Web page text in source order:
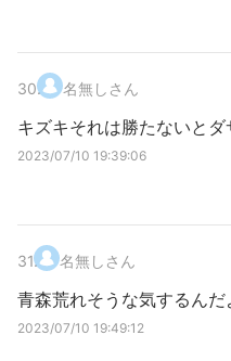
30. 名無しさん
キズキそれは勝たないとダ
2023/07/10 19:39:06
31. 名無しさん
青森荒れそうな気するんだ
2023/07/10 19:49:12